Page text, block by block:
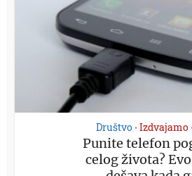
Društvo • Izdvajamo •
Punite telefon
celog života?